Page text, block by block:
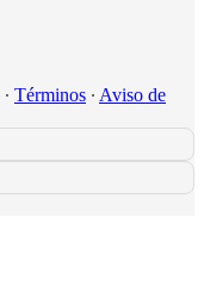
∙ Términos ∙ Aviso de